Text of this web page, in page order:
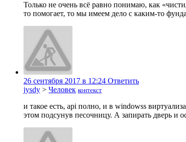
Только не очень всё равно понимаю, как
то помогает, то мы имеем дело с каким-то
26 сентября 2017 в 12:24 Ответить
jysdy > Человек контекст
и такое есть, api полно, и в windowss
этом подсунув песочницу. А запирать дверь и